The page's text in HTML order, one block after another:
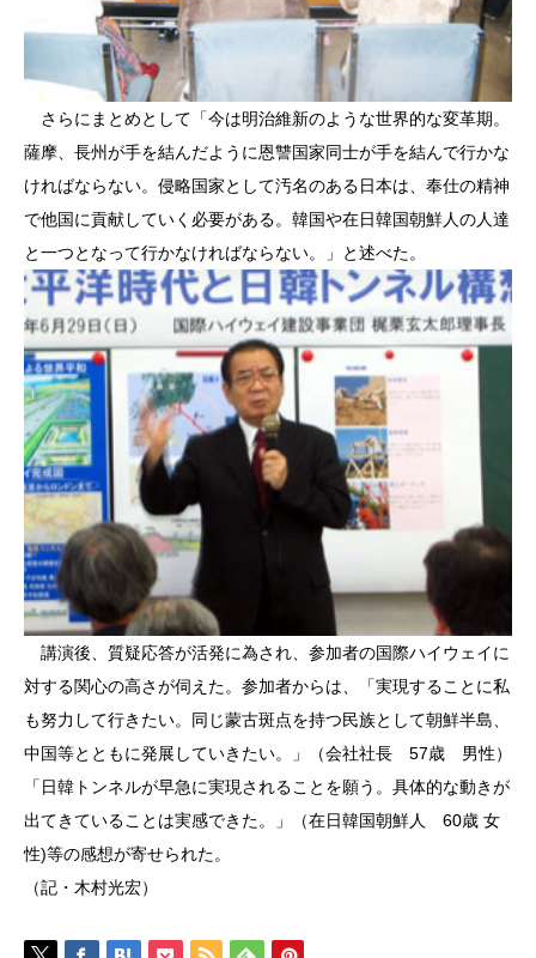
さらにまとめとして「今は明治維新のような世界的な変革期。
薩摩、長州が手を結んだように恩讐国家同士が手を結んで行かな
ければならない。侵略国家として汚名のある日本は、奉仕の精神
で他国に貢献していく必要がある。韓国や在日韓国朝鮮人の人達
と一つとなって行かなければならない。」と述べた。
講演後、質疑応答が活発に為され、参加者の国際ハイウェイに
対する関心の高さが伺えた。参加者からは、「実現することに私
も努力して行きたい。同じ蒙古斑点を持つ民族として朝鮮半島、
中国等とともに発展していきたい。」（会社社長 57歳 男性）
「日韓トンネルが早急に実現されることを願う。具体的な動きが
出てきていることは実感できた。」（在日韓国朝鮮人 60歳 女
性)等の感想が寄せられた。
（記・木村光宏）